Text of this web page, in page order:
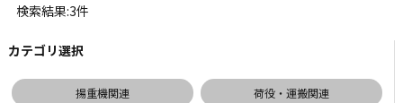
カテゴリ選択
揚重機関連 荷役・運搬関連
検索結果:3件